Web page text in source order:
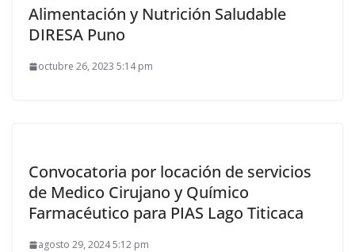
Alimentación y Nutrición Saludable
DIRESA Puno
octubre 26, 2023 5:14 pm
Convocatoria por locación de servicios
de Medico Cirujano y Químico
Farmacéutico para PIAS Lago Titicaca
agosto 29, 2024 5:12 pm